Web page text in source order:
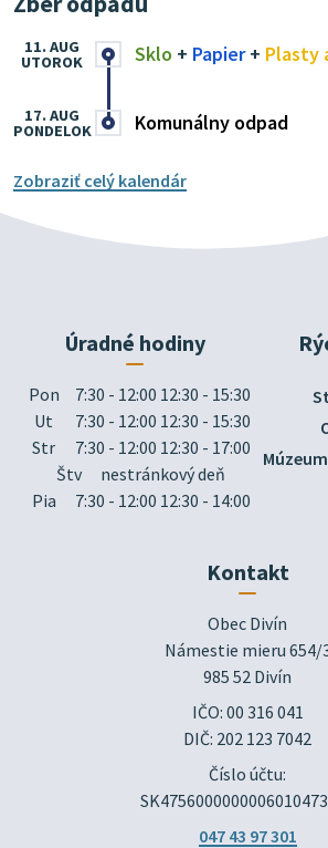
Sklo + Papier+ Plasty
11. AUG
UTOROK
Komunálny odpad
17. AUG
PONDELOK
Zobraziť celý kalendár
Úradné hodiny
Pon
7:30 - 12:00 12:30 - 15:30
Ut
7:30 - 12:00 12:30 - 15:30
Str
7:30 - 12:00 12:30 - 17:00
Štv
nestránkový deň
Pia
7:30 - 12:00 12:30 - 14:00
Kontakt
Obec Divín
Námestie mieru 654/
985 52 Divín
IČO: 00 316 041
DIČ: 202 123 7042
Číslo účtu:
047 43 97 301